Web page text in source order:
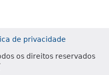
de privacidade
os direitos reservados